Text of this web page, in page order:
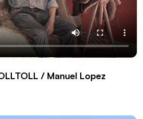
/ Manuel Lopez